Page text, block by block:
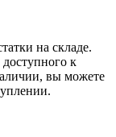
на складе.
доступного к
вы можете